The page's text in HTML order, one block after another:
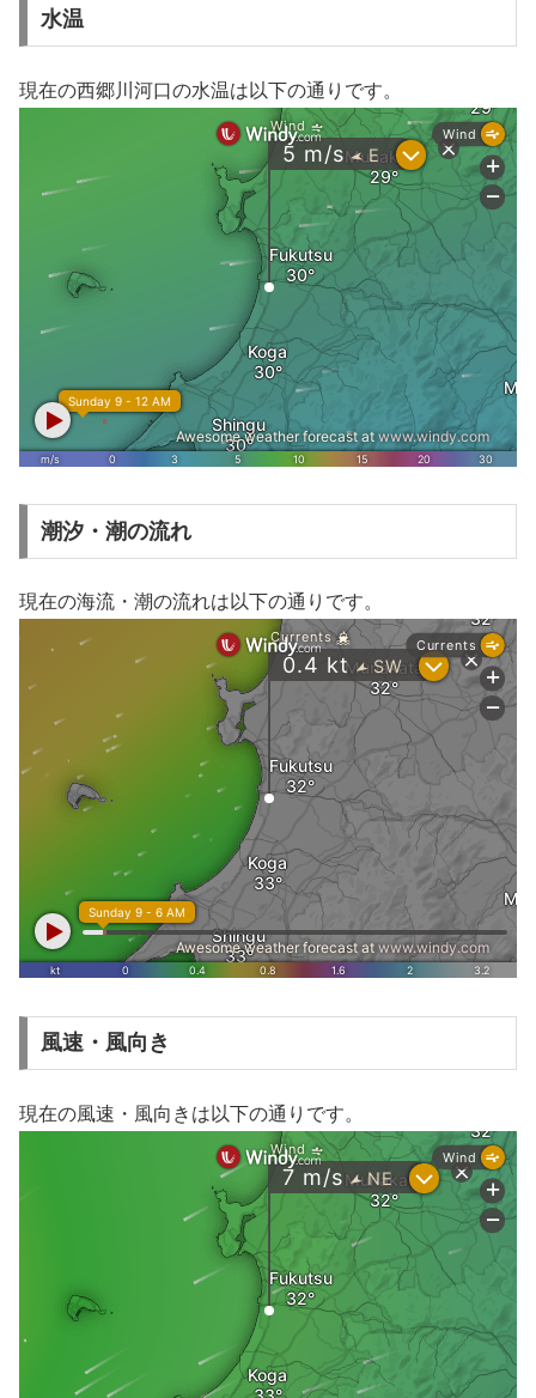
水温
現在の西郷川河口の水温は以下の通りです。
潮汐・潮の流れ
現在の海流・潮の流れは以下の通りです。
風速・風向き
現在の風速・風向きは以下の通りです。